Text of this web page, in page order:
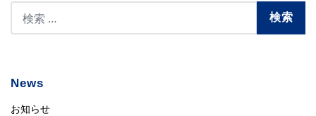
News
お知らせ